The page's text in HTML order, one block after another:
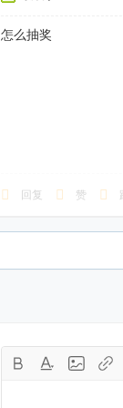
怎么抽奖
回复 赞